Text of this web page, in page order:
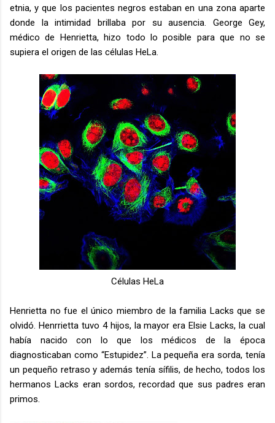
etnia, y que los pacientes negros estaban en una zona aparte
donde la intimidad brillaba por su ausencia. George Gey,
médico de Henrietta, hizo todo lo posible para que no se
supiera el origen de las células HeLa.
Células HeLa
Henrietta no fue el único miembro de la familia Lacks que se
olvidó. Henrrietta tuvo 4 hijos, la mayor era Elsie Lacks, la cual
había nacido con lo que los médicos de la época
diagnosticaban como “Estupidez”. La pequeña era sorda, tenía
un pequeño retraso y además tenía sífilis, de hecho, todos los
hermanos Lacks eran sordos, recordad que sus padres eran
primos.